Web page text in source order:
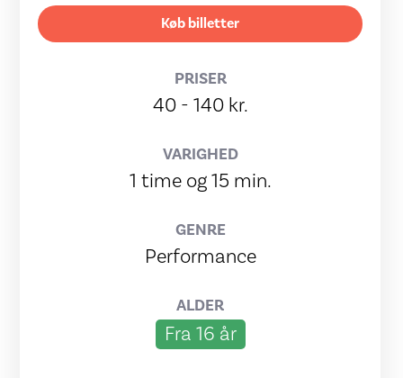
Køb billetter
PRISER
40 - 140 kr.
VARIGHED
1 time og 15 min.
GENRE
Performance
ALDER
Fra 16 år